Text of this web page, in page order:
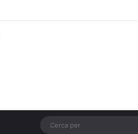
Un articolo a caso